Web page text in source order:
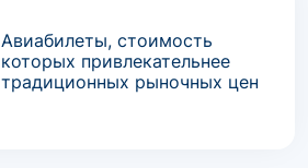
Авиабилеты, стоимость
которых привлекательнее
традиционных рыночных цен